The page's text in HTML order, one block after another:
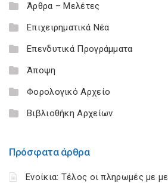
Άρθρα – Μελέτες
Επιχειρηματικά Νέα
Επενδυτικά Προγράμματα
Άποψη
Φορολογικό Αρχείο
Βιβλιοθήκη Αρχείων
Πρόσφατα άρθρα
Ενοίκια: Τέλος οι πληρωμές με